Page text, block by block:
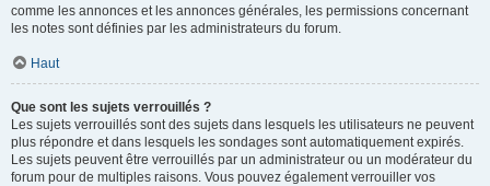
comme les annonces et les annonces générales, les permissions concernant
les notes sont définies par les administrateurs du forum.
Haut
Que sont les sujets verrouillés ?
Les sujets verrouillés sont des sujets dans lesquels les utilisateurs ne peuvent
plus répondre et dans lesquels les sondages sont automatiquement expirés.
Les sujets peuvent être verrouillés par un administrateur ou un modérateur du
forum pour de multiples raisons. Vous pouvez également verrouiller vos